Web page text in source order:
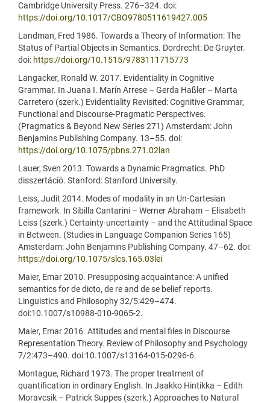
Cambridge University Press. 276–324. doi:
https://doi.org/10.1017/CBO9780511619427.005
Landman, Fred 1986. Towards a Theory of Information: The
Status of Partial Objects in Semantics. Dordrecht: De Gruyter.
doi: https://doi.org/10.1515/9783111715773
Langacker, Ronald W. 2017. Evidentiality in Cognitive
Grammar. In Juana I. Marín Arrese – Gerda Haßler – Marta
Carretero (szerk.) Evidentiality Revisited: Cognitive Grammar,
Functional and Discourse-Pragmatic Perspectives.
(Pragmatics & Beyond New Series 271) Amsterdam: John
Benjamins Publishing Company. 13–55. doi:
https://doi.org/10.1075/pbns.271.02lan
Lauer, Sven 2013. Towards a Dynamic Pragmatics. PhD
disszertáció. Stanford: Stanford University.
Leiss, Judit 2014. Modes of modality in an Un-Cartesian
framework. In Sibilla Cantarini – Werner Abraham – Elisabeth
Leiss (szerk.) Certainty-uncertainty – and the Attitudinal Space
in Between. (Studies in Language Companion Series 165)
Amsterdam: John Benjamins Publishing Company. 47–62. doi:
https://doi.org/10.1075/slcs.165.03lei
Maier, Emar 2010. Presupposing acquaintance: A unified
semantics for de dicto, de re and de se belief reports.
Linguistics and Philosophy 32/5:429–474.
doi:10.1007/s10988-010-9065-2.
Maier, Emar 2016. Attitudes and mental files in Discourse
Representation Theory. Review of Philosophy and Psychology
7/2:473–490. doi:10.1007/s13164-015-0296-6.
Montague, Richard 1973. The proper treatment of
quantification in ordinary English. In Jaakko Hintikka – Edith
Moravcsik – Patrick Suppes (szerk.) Approaches to Natural